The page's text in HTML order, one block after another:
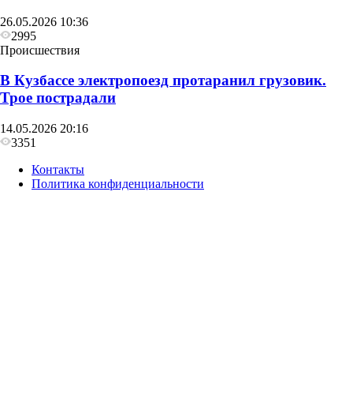
26.05.2026 10:36
2995
Происшествия
В Кузбассе электропоезд протаранил грузовик.
Трое пострадали
14.05.2026 20:16
3351
Контакты
Политика конфиденциальности